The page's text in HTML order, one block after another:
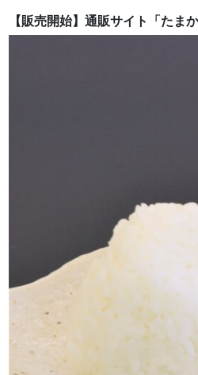
【販売開始】通販サイト「たま